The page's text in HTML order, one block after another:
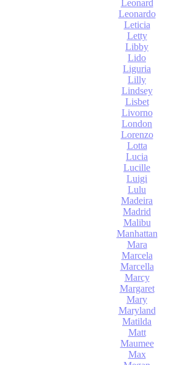
Leonard
Leonardo
Leticia
Letty
Libby
Lido
Liguria
Lilly
Lindsey
Lisbet
Livorno
London
Lorenzo
Lotta
Lucia
Lucille
Luigi
Lulu
Madeira
Madrid
Malibu
Manhattan
Mara
Marcela
Marcella
Marcy
Margaret
Mary
Maryland
Matilda
Matt
Maumee
Max